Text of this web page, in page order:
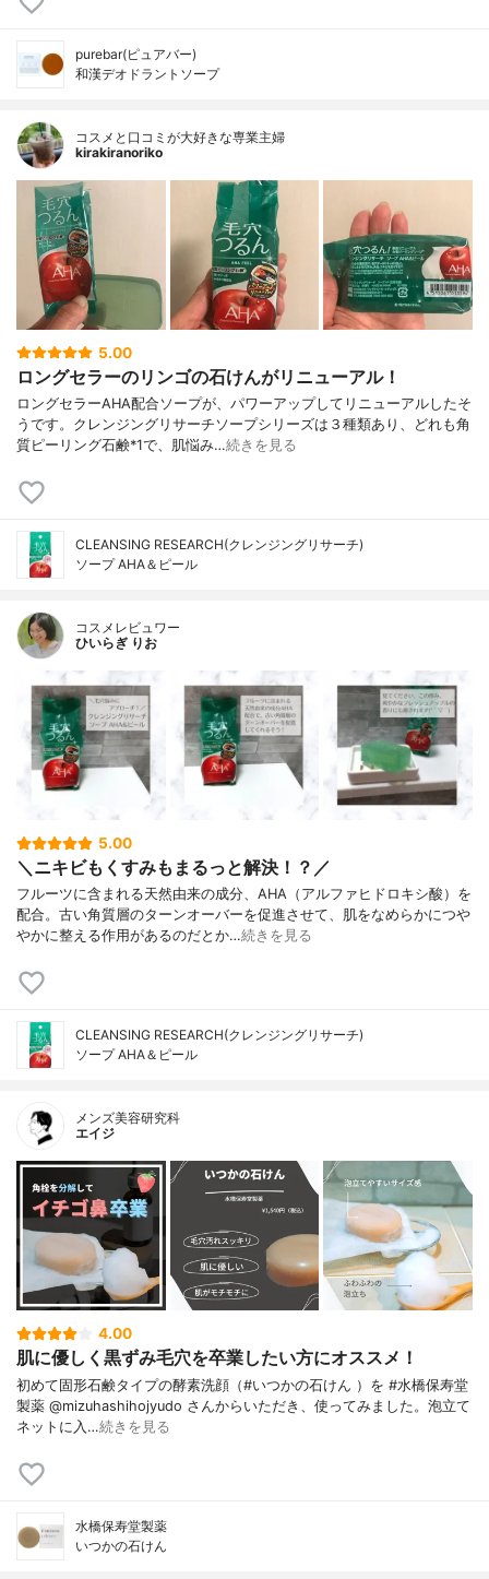
purebar(ピュアバー)
和漢デオドラントソープ
コスメと口コミが大好きな専業主婦
kirakiranoriko
5.00
ロングセラーのリンゴの石けんがリニューアル！
ロングセラーAHA配合ソープが、パワーアップしてリニューアルしたそ
うです。クレンジングリサーチソープシリーズは３種類あり、どれも角
質ピーリング石鹸*1で、肌悩み…続きを見る
CLEANSING RESEARCH(クレンジングリサーチ)
ソープ AHA＆ピール
コスメレビュワー
ひいらぎ りお
5.00
＼ニキビもくすみもまるっと解決！？／
フルーツに含まれる天然由来の成分、AHA（アルファヒドロキシ酸）を
配合。古い角質層のターンオーバーを促進させて、肌をなめらかにつや
やかに整える作用があるのだとか…続きを見る
CLEANSING RESEARCH(クレンジングリサーチ)
ソープ AHA＆ピール
メンズ美容研究科
エイジ
4.00
肌に優しく黒ずみ毛穴を卒業したい方にオススメ！
初めて固形石鹸タイプの酵素洗顔（#いつかの石けん ）を #水橋保寿堂
製薬 @mizuhashihojyudo さんからいただき、使ってみました。泡立て
ネットに入…続きを見る
水橋保寿堂製薬
いつかの石けん